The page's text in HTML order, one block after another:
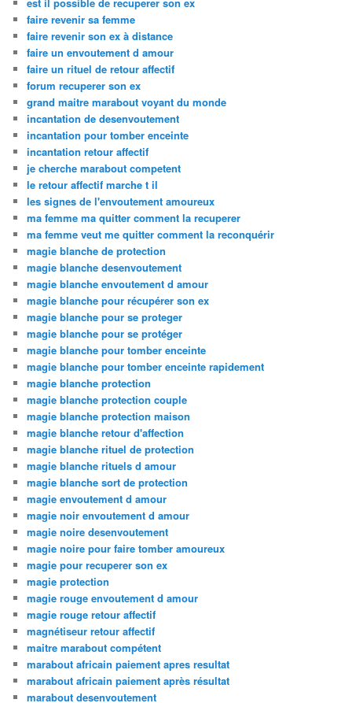
est il possible de recuperer son ex
faire revenir sa femme
faire revenir son ex à distance
faire un envoutement d amour
faire un rituel de retour affectif
forum recuperer son ex
grand maitre marabout voyant du monde
incantation de desenvoutement
incantation pour tomber enceinte
incantation retour affectif
je cherche marabout competent
le retour affectif marche t il
les signes de l'envoutement amoureux
ma femme ma quitter comment la recuperer
ma femme veut me quitter comment la reconquérir
magie blanche de protection
magie blanche desenvoutement
magie blanche envoutement d amour
magie blanche pour récupérer son ex
magie blanche pour se proteger
magie blanche pour se protéger
magie blanche pour tomber enceinte
magie blanche pour tomber enceinte rapidement
magie blanche protection
magie blanche protection couple
magie blanche protection maison
magie blanche retour d'affection
magie blanche rituel de protection
magie blanche rituels d amour
magie blanche sort de protection
magie envoutement d amour
magie noir envoutement d amour
magie noire desenvoutement
magie noire pour faire tomber amoureux
magie pour recuperer son ex
magie protection
magie rouge envoutement d amour
magie rouge retour affectif
magnétiseur retour affectif
maitre marabout compétent
marabout africain paiement apres resultat
marabout africain paiement après résultat
marabout desenvoutement